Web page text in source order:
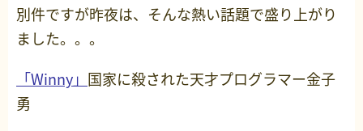
別件ですが昨夜は、そんな熱い話題で盛り上がり
ました。。。
「Winny」 国家に殺された天才プログラマー金子
勇